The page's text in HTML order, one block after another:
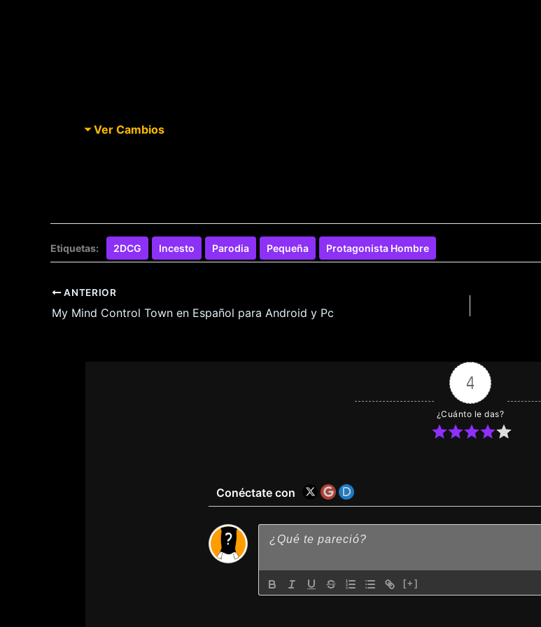
Ver Cambios
Etiquetas: 2DCG Incesto Parodia Pequeña Protagonista Hombre
ANTERIOR
My Mind Control Town en Español para Android y Pc
4
¿Cuánto le das?
Conéctate con
[+]